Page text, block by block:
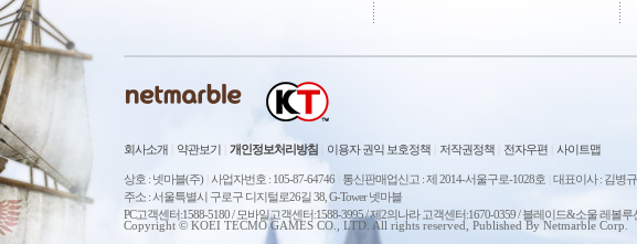
회사소개 약관보기 개인정보처리방침 이용자 권익 보호정책 저작권정책 전자우편 사이트맵
상호 : 넷마블(주) 사업자번호 : 105-87-64746 통신판매업신고 : 제 2014-서울구로-1028호 대표이사 : 김병규
주소 : 서울특별시 구로구 디지털로26길 38, G-Tower 넷마블
PC고객센터:1588-5180 / 모바일고객센터:1588-3995 / 제2의나라 고객센터:1670-0359 / 블레이드&소울 레볼
Copyright © KOEI TECMO GAMES CO., LTD. All rights reserved, Published By Netmarble Corp.